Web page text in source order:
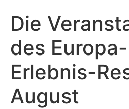
Die
des
Erlebnis-
August